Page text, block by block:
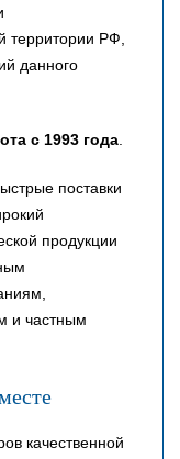
территории РФ,
данного
с 1993 года.
поставки
продукции
и частным
качественной